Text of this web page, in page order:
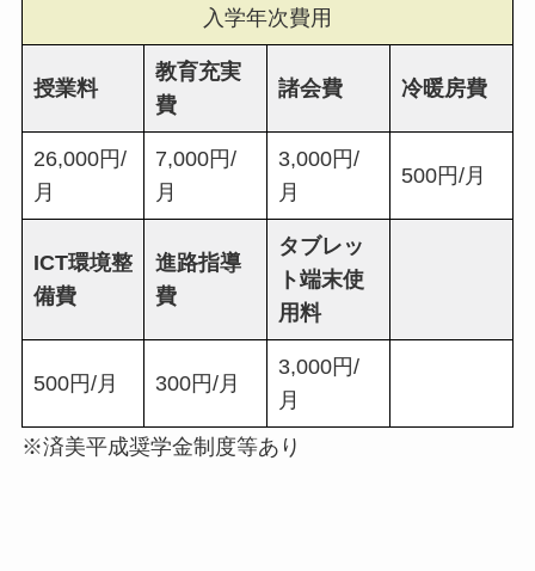
入学年次費用
授業料
教育充実
費
諸会費 冷暖房費
26,000円/
月
7,000円/
月
3,000円/
月
500円/月
ICT環境整
備費
進路指導
費
タブレッ
ト端末使
用料
500円/月 300円/月
3,000円/
月
※済美平成奨学金制度等あり